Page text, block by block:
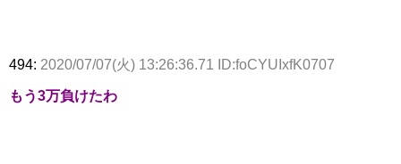
494: 2020/07/07(火) 13:26:36.71 ID:foCYUIxfK0707
もう3万負けたわ